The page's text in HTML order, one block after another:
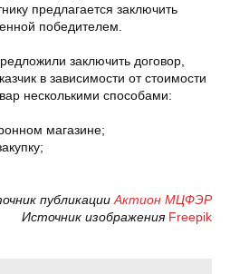
предлагается заключить
победителем.
заключить договор,
в зависимости от стоимости
несколькими способами:
магазине;
публикации Актион МЦФЭР
Источник изображения Freepik